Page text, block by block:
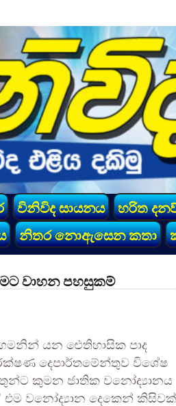
විනිවිද සායනය හරිත
නිතර නොඇසෙන කතා
වාහන පහසුකම්
ගමනින් යන ඓතිහාසික පාද
දෙපාර්තමේන්තුව විශේෂ
කුමන ජාතික වනෝද්‍යානය
එම වනෝද්‍යාන දෙකෙන් කිසිවක්